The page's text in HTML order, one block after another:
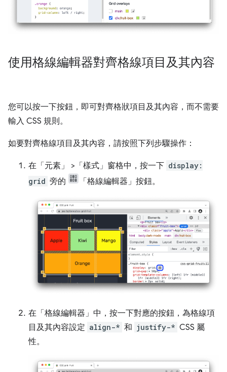
使用格線編輯器對齊格線項目及其內容
您可以按一下按鈕，即可對齊格狀項目及其內容，而不需要
輸入 CSS 規則。
如要對齊格線項目及其內容，請按照下列步驟操作：
在「元素」 >「樣式」 窗格中，按一下 display:
grid 旁的 「格線編輯器」 按鈕。
在「格線編輯器」 中，按一下對應的按鈕，為格線項
目及其內容設定 align-* 和 justify-* CSS 屬
性。